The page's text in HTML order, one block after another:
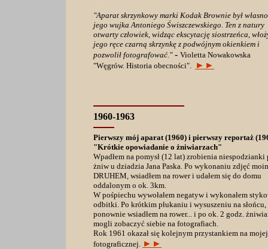
"Aparat skrzynkowy marki Kodak Brownie był
jego wujka Antoniego Świszczewskiego. Ten z natury
otwarty człowiek, widząc ekscytację siostrzeńca,
jego ręce czarną skrzynkę z podwójnym okienkiem i
pozwolił fotografować."- Violetta Nowakowska
"Węgrów. Historia obecności". ►►
1960-1963
Pierwszy mój aparat (1960) i pierwszy reportaż
"Krótkie opowiadanie o żniwiarzach"
Wpadłem na pomysł (12 lat) zrobienia niespodzianki
żniw u dziadzia Jana Paska. Po wykonaniu zdjęć
DRUHEM, wsiadłem na rower i udałem się do domu
oddalonym o ok. 3km.
W pośpiechu wywołałem negatyw i wykonałem
odbitki. Po krótkim płukaniu i wysuszeniu na słońcu,
ponownie wsiadłem na rower... i po ok. 2 godz.
mogli zobaczyć siebie na fotografiach.
Rok 1961 okazał się kolejnym przystankiem na
fotograficznej. ►►